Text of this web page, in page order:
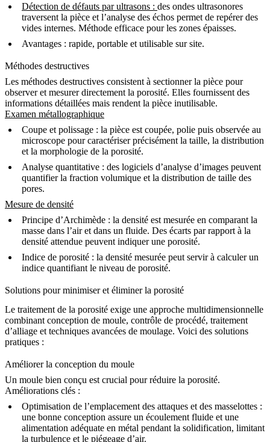
Détection de défauts par ultrasons : des ondes ultrasonores
traversent la pièce et l’analyse des échos permet de repérer des
vides internes. Méthode efficace pour les zones épaisses.
Avantages : rapide, portable et utilisable sur site.
Méthodes destructives
Les méthodes destructives consistent à sectionner la pièce pour
observer et mesurer directement la porosité. Elles fournissent des
informations détaillées mais rendent la pièce inutilisable.
Examen métallographique
Coupe et polissage : la pièce est coupée, polie puis observée au
microscope pour caractériser précisément la taille, la distribution
et la morphologie de la porosité.
Analyse quantitative : des logiciels d’analyse d’images peuvent
quantifier la fraction volumique et la distribution de taille des
pores.
Mesure de densité
Principe d’Archimède : la densité est mesurée en comparant la
masse dans l’air et dans un fluide. Des écarts par rapport à la
densité attendue peuvent indiquer une porosité.
Indice de porosité : la densité mesurée peut servir à calculer un
indice quantifiant le niveau de porosité.
Solutions pour minimiser et éliminer la porosité
Le traitement de la porosité exige une approche multidimensionnelle
combinant conception de moule, contrôle de procédé, traitement
d’alliage et techniques avancées de moulage. Voici des solutions
pratiques :
Améliorer la conception du moule
Un moule bien conçu est crucial pour réduire la porosité.
Améliorations clés :
Optimisation de l’emplacement des attaques et des masselottes :
une bonne conception assure un écoulement fluide et une
alimentation adéquate en métal pendant la solidification, limitant
la turbulence et le piégeage d’air.